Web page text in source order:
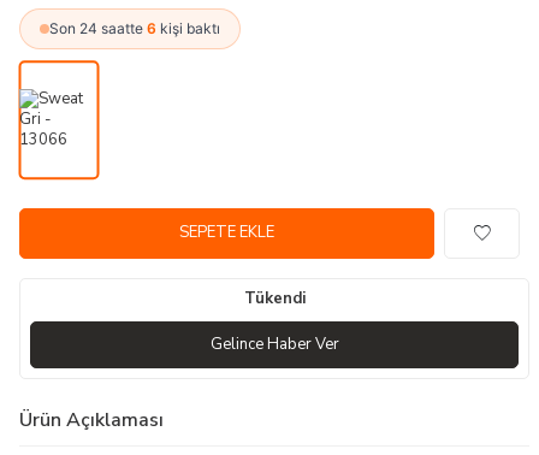
Son 24 saatte 6 kişi baktı
SEPETE EKLE
Tükendi
Gelince Haber Ver
Ürün Açıklaması